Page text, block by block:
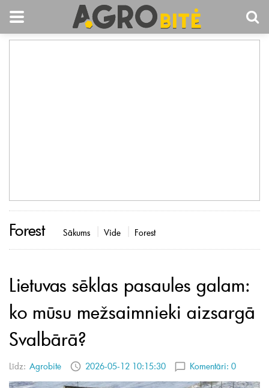
Forest Sākums Vide Forest
Lietuvas sēklas pasaules galam:
ko mūsu mežsaimnieki aizsargā
Svalbārā?
Līdz: Agrobitė 2026-05-12 10:15:30 Komentāri: 0